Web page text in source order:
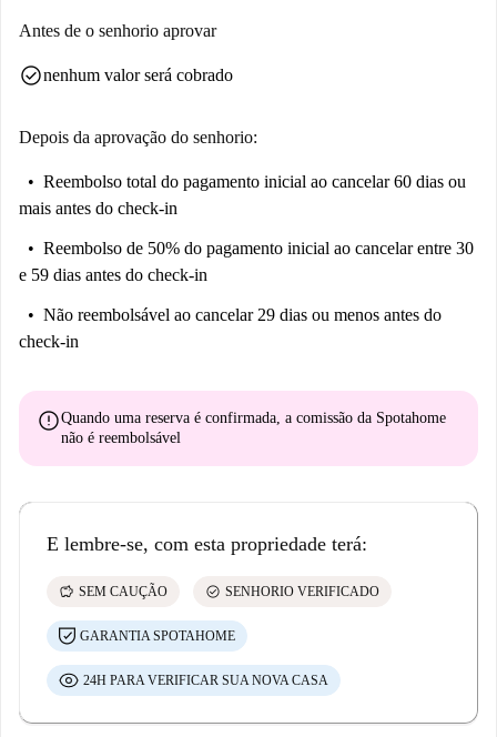
Outremeuse é uma área vibrante em Liège, com uma variedade de
incluem Accattone Caffe, Chemin Dam, Casa Mezze, L'Aquilone, Wabi
Roture, Clos des Trois Roses, Fresque 'Paliss'Art Uliège e Tour
opções gastronômicas e turísticas a poucos passos da sua porta.
Antes de o senhorio aprovar
check_circlenenhum valor será cobrado
Depois da aprovação do senhorio:
Reembolso total do pagamento inicial ao cancelar 60 dias ou
mais antes do check-in
Reembolso de 50% do pagamento inicial ao cancelar entre 30
e 59 dias antes do check-in
Não reembolsável ao cancelar 29 dias ou menos antes do
check-in
errorQuando uma reserva é confirmada, a comissão da Spotahome
não é reembolsável
E lembre-se, com esta propriedade terá:
savings SEM CAUÇÃO check_circle SENHORIO VERIFICADO
GARANTIA SPOTAHOME
24H PARA VERIFICAR SUA NOVA CASA